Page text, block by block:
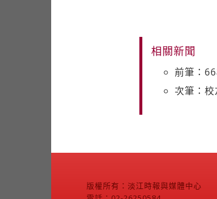
相關新聞
前筆：
次筆：
版權所有：淡江時報與媒體中心